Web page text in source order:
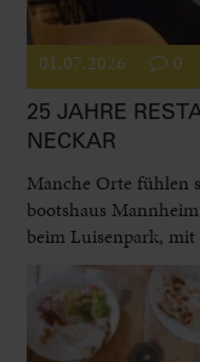
01.07.2026 0
25 JAHRE
NECKAR
Manche Orte fühlen
bootshaus
beim Luisenpark,